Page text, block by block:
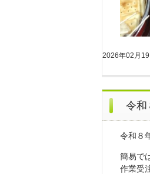
2026年02月19
令和
令和８
簡易で
作業受